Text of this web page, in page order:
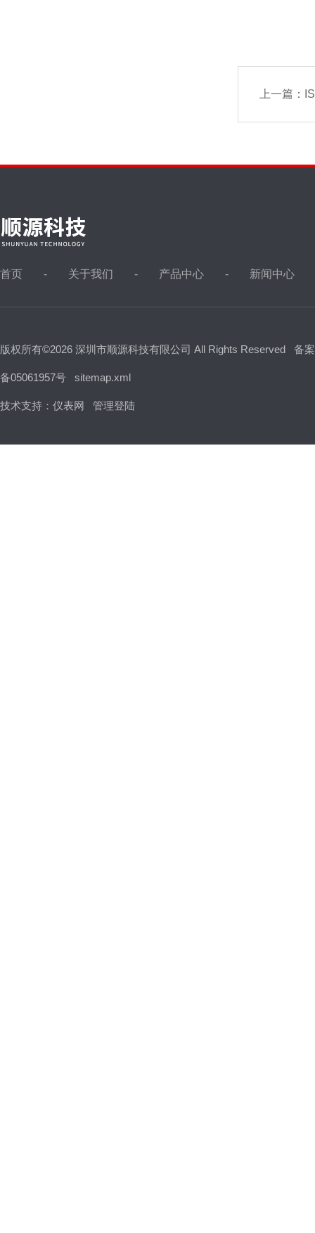
上一篇：
首页 关于我们 产品中心 新闻中心
版权所有©2026 深圳市顺源科技有限公司 All Rights Reserved 备
备05061957号 sitemap.xml
技术支持： 仪表网 管理登陆